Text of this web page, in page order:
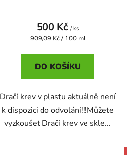
500 Kč/ ks
Měrná
909,09 Kč / 100 ml
DO KOŠÍKU
Dračí krev v plastu aktuálně není
k dispozici do odvolání!!!Můžete
vyzkoušet Dračí krev ve skle...